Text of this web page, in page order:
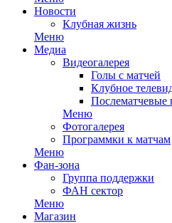
Новости
Клубная жизнь
Меню
Медиа
Видеогалерея
Голы с матчей
Клубное
Послематчевые
Меню
Фотогалерея
Программки к матчам
Меню
Фан-зона
Группа поддержки
ФАН сектор
Меню
Магазин